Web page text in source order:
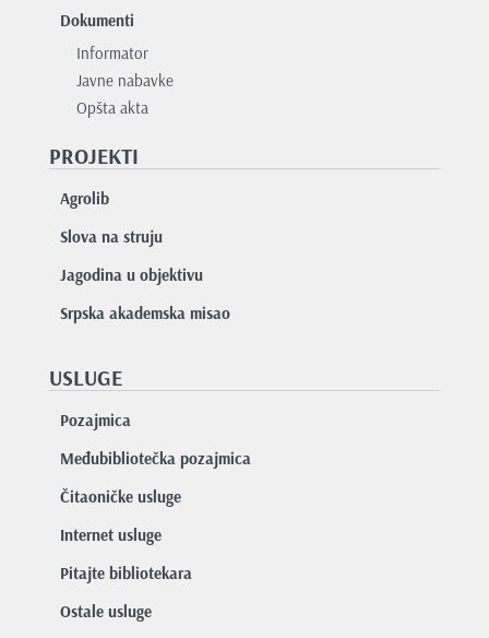
Dokumenti
Informator
Javne nabavke
Opšta akta
PROJEKTI
Agrolib
Slova na struju
Jagodina u objektivu
Srpska akademska misao
USLUGE
Pozajmica
Međubibliotečka pozajmica
Čitaoničke usluge
Internet usluge
Pitajte bibliotekara
Ostale usluge